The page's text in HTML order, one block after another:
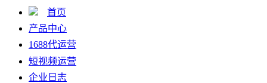
首页
产品中心
1688代运营
短视频运营
企业日志